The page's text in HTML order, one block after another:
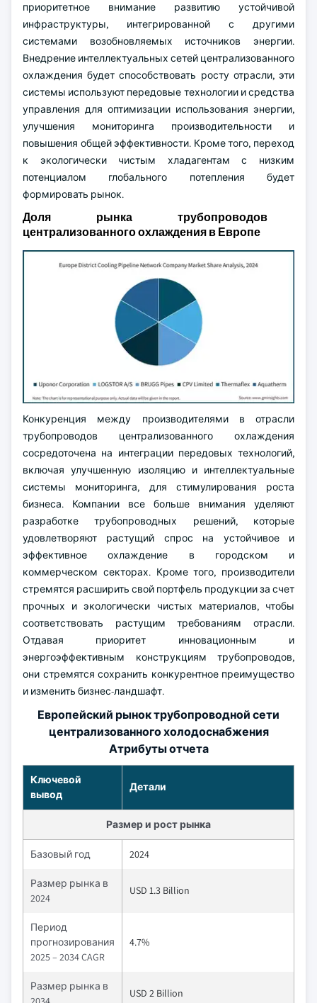
приоритетное внимание развитию устойчивой
инфраструктуры, интегрированной с другими
системами возобновляемых источников энергии.
Внедрение интеллектуальных сетей централизованного
охлаждения будет способствовать росту отрасли, эти
системы используют передовые технологии и средства
управления для оптимизации использования энергии,
улучшения мониторинга производительности и
повышения общей эффективности. Кроме того, переход
к экологически чистым хладагентам с низким
потенциалом глобального потепления будет
формировать рынок.
Доля рынка трубопроводов
централизованного охлаждения в Европе
Конкуренция между производителями в отрасли
трубопроводов централизованного охлаждения
сосредоточена на интеграции передовых технологий,
включая улучшенную изоляцию и интеллектуальные
системы мониторинга, для стимулирования роста
бизнеса. Компании все больше внимания уделяют
разработке трубопроводных решений, которые
удовлетворяют растущий спрос на устойчивое и
эффективное охлаждение в городском и
коммерческом секторах. Кроме того, производители
стремятся расширить свой портфель продукции за счет
прочных и экологически чистых материалов, чтобы
соответствовать растущим требованиям отрасли.
Отдавая приоритет инновационным и
энергоэффективным конструкциям трубопроводов,
они стремятся сохранить конкурентное преимущество
и изменить бизнес-ландшафт.
Европейский рынок трубопроводной сети
централизованного холодоснабжения
Атрибуты отчета
Ключевой
вывод
Детали
Размер и рост рынка
Базовый год 2024
Размер рынка в
2024
USD 1.3 Billion
Период
прогнозирования
2025 – 2034 CAGR
4.7%
Размер рынка в
USD 2 Billion